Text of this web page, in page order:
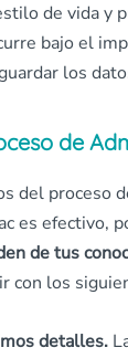
de vida y
bajo el
los
de
del proceso
es efectivo,
de tus
con los
detalles.